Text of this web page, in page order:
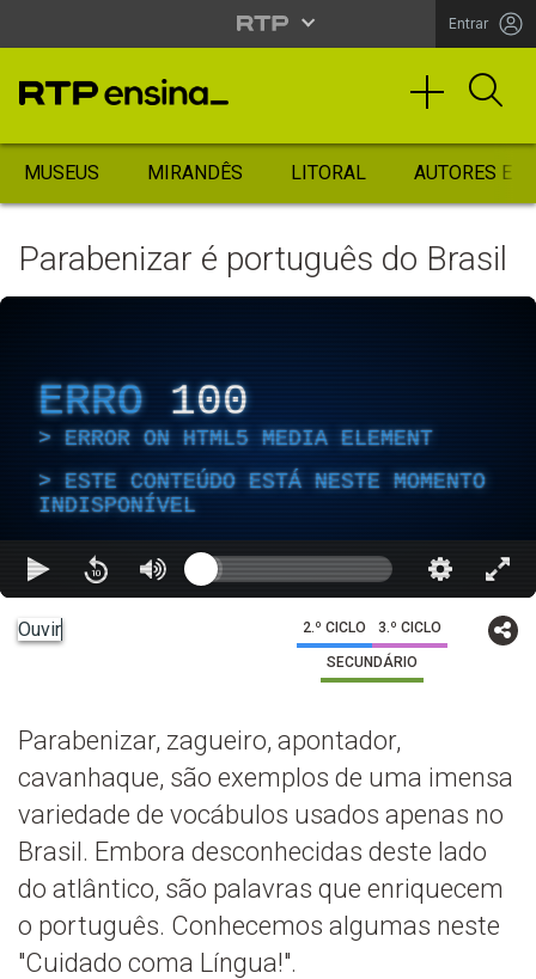
Entrar
MUSEUS MIRANDÊS LITORAL AUTORES
Parabenizar é português do Brasil
ERRO 100
ERROR ON HTML5 MEDIA ELEMENT
ESTE CONTEÚDO ESTÁ NESTE MOMENTO
INDISPONÍVEL
Ouvir 2.º CICLO 3.º CICLO
SECUNDÁRIO
Parabenizar, zagueiro, apontador,
cavanhaque, são exemplos de uma imensa
variedade de vocábulos usados apenas no
Brasil. Embora desconhecidas deste lado
do atlântico, são palavras que enriquecem
o português. Conhecemos algumas neste
"Cuidado coma Língua!".